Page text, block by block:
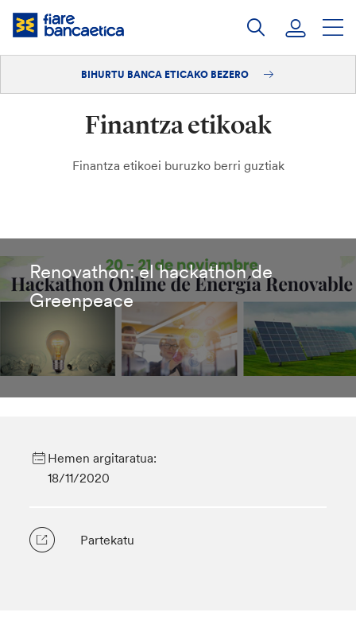
Pasatu
edukia
Bihurtu bezero
BIHURTU BANCA ETICAKO BEZERO
Finantza etikoak
Finantza etikoei buruzko berri guztiak
Renovathon: el hackathon de
Greenpeace
Hemen argitaratua:
18/11/2020
Partekatu